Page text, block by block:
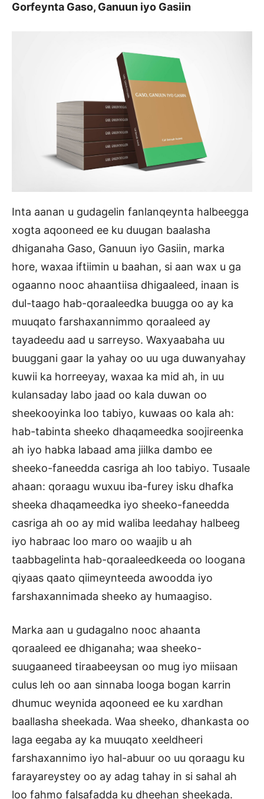
Gorfeynta Gaso, Ganuun iyo Gasiin
Inta aanan u gudagelin fanlanqeynta halbeegga
xogta aqooneed ee ku duugan baalasha
dhiganaha Gaso, Ganuun iyo Gasiin, marka
hore, waxaa iftiimin u baahan, si aan wax u ga
ogaanno nooc ahaantiisa dhigaaleed, inaan is
dul-taago hab-qoraaleedka buugga oo ay ka
muuqato farshaxannimmo qoraaleed ay
tayadeedu aad u sarreyso. Waxyaabaha uu
buuggani gaar la yahay oo uu uga duwanyahay
kuwii ka horreeyay, waxaa ka mid ah, in uu
kulansaday labo jaad oo kala duwan oo
sheekooyinka loo tabiyo, kuwaas oo kala ah:
hab-tabinta sheeko dhaqameedka soojireenka
ah iyo habka labaad ama jiilka dambo ee
sheeko-faneedda casriga ah loo tabiyo. Tusaale
ahaan: qoraagu wuxuu iba-furey isku dhafka
sheeka dhaqameedka iyo sheeko-faneedda
casriga ah oo ay mid waliba leedahay halbeeg
iyo habraac loo maro oo waajib u ah
taabbagelinta hab-qoraaleedkeeda oo loogana
qiyaas qaato qiimeynteeda awoodda iyo
farshaxannimada sheeko ay humaagiso.
Marka aan u gudagalno nooc ahaanta
qoraaleed ee dhiganaha; waa sheeko-
suugaaneed tiraabeeysan oo mug iyo miisaan
culus leh oo aan sinnaba looga bogan karrin
dhumuc weynida aqooneed ee ku xardhan
baallasha sheekada. Waa sheeko, dhankasta oo
laga eegaba ay ka muuqato xeeldheeri
farshaxannimo iyo hal-abuur oo uu qoraagu ku
farayareystey oo ay adag tahay in si sahal ah
loo fahmo falsafadda ku dheehan sheekada.